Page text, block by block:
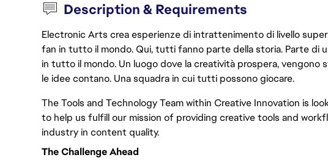
Description & Requirements
Electronic Arts crea esperienze di intrattenimento di livello
fan in tutto il mondo. Qui, tutti fanno parte della storia. Parte di
in tutto il mondo. Un luogo dove la creatività prospera, vengono
le idee contano. Una squadra in cui tutti possono giocare.
The Tools and Technology Team within Creative Innovation is
to help us fulfill our mission of providing creative tools and
industry in content quality.
The Challenge Ahead